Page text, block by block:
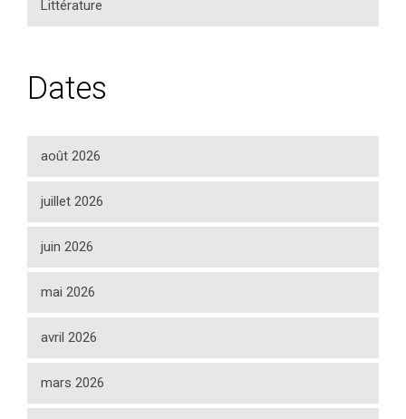
Littérature
Dates
août 2026
juillet 2026
juin 2026
mai 2026
avril 2026
mars 2026